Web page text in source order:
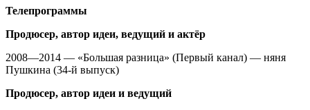
Телепрограммы
Продюсер, автор идеи, ведущий и актёр
2008—2014 — «Большая разница» (Первый канал) — няня
Пушкина (34-й выпуск)
Продюсер, автор идеи и ведущий